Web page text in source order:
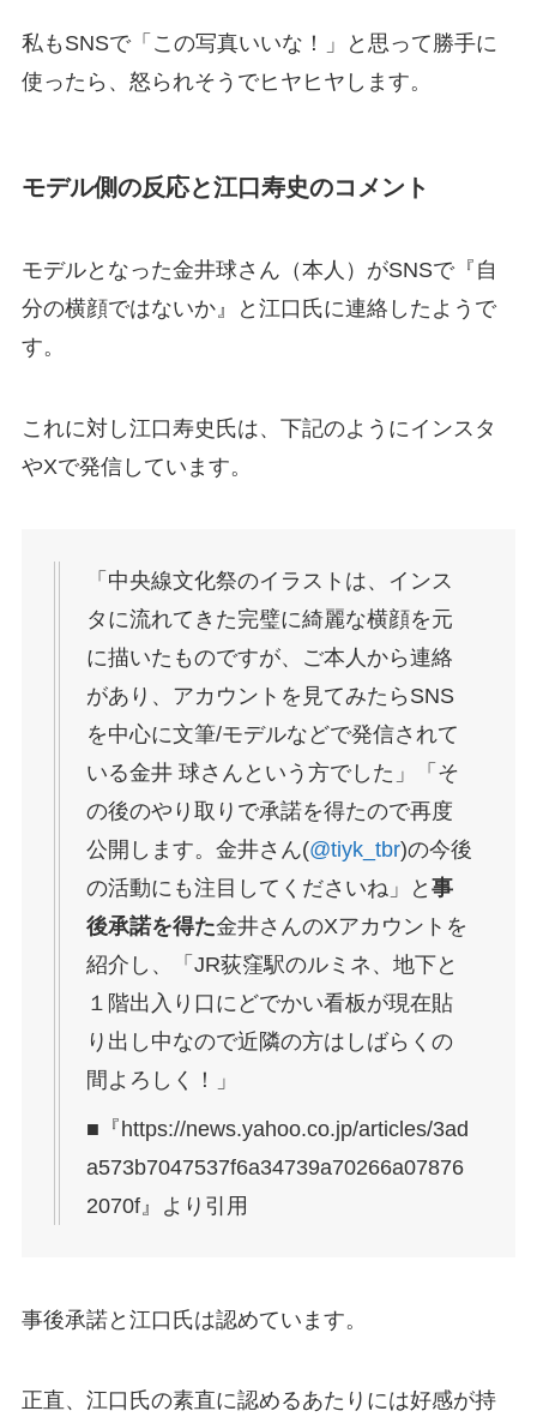
私もSNSで「この写真いいな！」と思って勝手に
使ったら、怒られそうでヒヤヒヤします。
モデル側の反応と江口寿史のコメント
モデルとなった金井球さん（本人）がSNSで『自
分の横顔ではないか』と江口氏に連絡したようで
す。
これに対し江口寿史氏は、下記のようにインスタ
やXで発信しています。
「中央線文化祭のイラストは、インス
タに流れてきた完璧に綺麗な横顔を元
に描いたものですが、ご本人から連絡
があり、アカウントを見てみたらSNS
を中心に文筆/モデルなどで発信されて
いる金井 球さんという方でした」「そ
の後のやり取りで承諾を得たので再度
公開します。金井さん(@tiyk_tbr)の今後
の活動にも注目してくださいね」と 事
後承諾を得た金井さんのXアカウントを
紹介し、「JR荻窪駅のルミネ、地下と
１階出入り口にどでかい看板が現在貼
り出し中なので近隣の方はしばらくの
間よろしく！」
■『https://news.yahoo.co.jp/articles/3ad
a573b7047537f6a34739a70266a07876
2070f』より引用
事後承諾と江口氏は認めています。
正直、江口氏の素直に認めるあたりには好感が持